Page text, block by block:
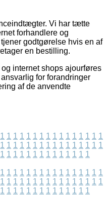
Vi har tætte
forhandlere og
godtgørelse hvis en af
en bestilling.
internet shops ajourføres
for forandringer
af de anvendte
1 1 1 1 1 1 1 1 1 1 1 1 1 1 1 1
1 1 1 1 1 1 1 1 1 1 1 1 1 1 1 1
1 1 1 1 1 1 1 1 1 1 1 1 1 1
1 1 1 1 1 1 1 1 1 1 1 1 1 1 1 1
1 1 1 1 1 1 1 1 1 1 1 1 1 1 1 1
1 1 1 1 1 1 1 1 1 1 1 1 1 1